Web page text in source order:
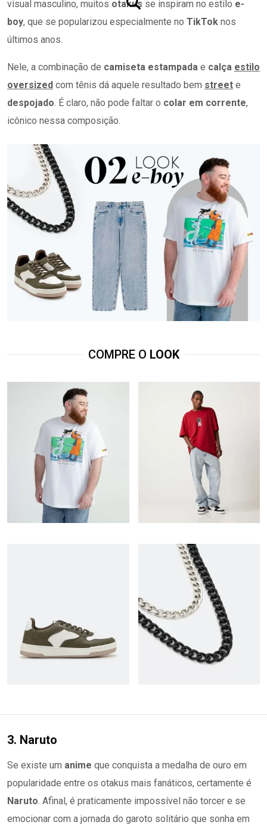
visual masculino, muitos otakus se inspiram no estilo e-
boy, que se popularizou especialmente no TikTok nos
últimos anos.
Nele, a combinação de camiseta estampada e calça estilo
oversized com tênis dá aquele resultado bem street e
despojado. É claro, não pode faltar o colar em corrente,
icônico nessa composição.
COMPRE O LOOK
3. Naruto
Se existe um anime que conquista a medalha de ouro em
popularidade entre os otakus mais fanáticos, certamente é
Naruto. Afinal, é praticamente impossível não torcer e se
emocionar com a jornada do garoto solitário que sonha em